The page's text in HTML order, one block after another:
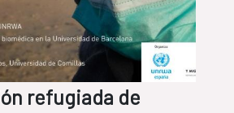
refugiada de